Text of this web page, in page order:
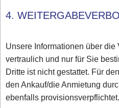
4.
Unsere Informationen über
vertraulich und nur für Sie
Dritte ist nicht gestattet. Für
den Ankauf/die Anmietung
ebenfalls provisionsverpflichtet.